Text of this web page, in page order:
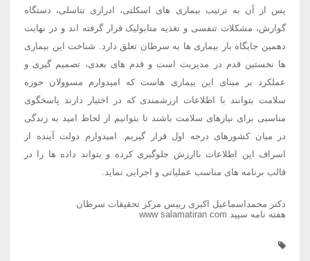
پس از آن به ترتیب بیماری های اسکلتی، ادراری تناسلی، دستگاه
گوارش، مشکلات تنفسی و تغذیه متابولیک قرار گرفته اند و در نهایت
دهمین جایگاه بار بیماری ها به سرطان تعلق دارد. شناخت این بیماری
ها نخستین قدم در مدیریت است و قدم های بعدی، تصمیم گیری و
عملکرد بر مبنای این بیماری هاست که امیدوارم مسوولان حوزه
سلامت بتوانند با اطلاعات ارزشمندی که در اختیار دارند پاسخگوی
مناسبی برای نیازهای سلامت باشند تا بتوانیم از لحاظ امید به زندگی
در میان کشورهای درجه اول قرار گیریم. امیدوارم دولت آینده از
اسراف این اطلاعات باارزش جلوگیری کرده و بتواند داده ها را در
قالب برنامه های مناسب عملیاتی و اجرایی نماید.
دکتر محمداسماعیل اکبری رییس مرکز تحقیقات سرطان
هفته نامه سپید www salamatiran com